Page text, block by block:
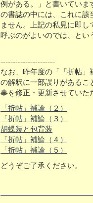
例がある。」と書いていま
の書誌の中には、これに該
ません。上記の私見に即
呼ぶのがよいのでは、とい
----------------------
なお、昨年度の「「折帖
の解釈に一部誤りがあるこ
事を修正・更新させていた
「折帖」補論（２）
「折帖」補論（３）
胡蝶装と包背装
「折帖」補論（４）
「折帖」補論（５）
どうぞご了承ください。